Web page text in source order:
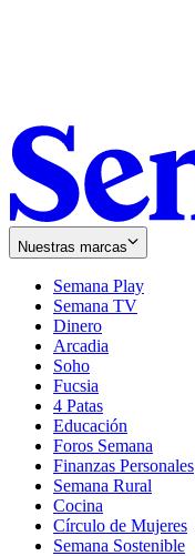
Nuestras marcas
Semana Play
Semana TV
Dinero
Arcadia
Soho
in
new
window
Fucsia
in
new
window
4 Patas
Educación
Foros Semana
Finanzas Personales
Semana Rural
Cocina
Círculo de Mujeres
Semana Sostenible